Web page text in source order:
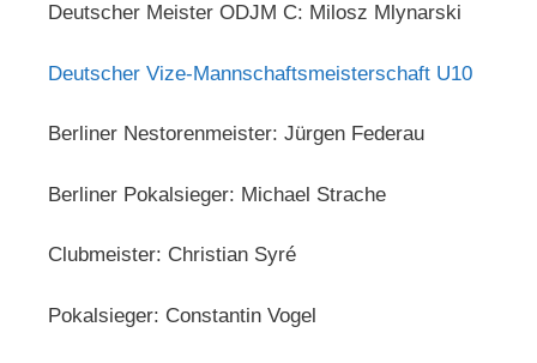
Deutscher Meister ODJM C: Milosz Mlynarski
Deutscher Vize-Mannschaftsmeisterschaft U10
Berliner Nestorenmeister: Jürgen Federau
Berliner Pokalsieger: Michael Strache
Clubmeister: Christian Syré
Pokalsieger: Constantin Vogel